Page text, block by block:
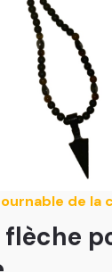
de la
flèche